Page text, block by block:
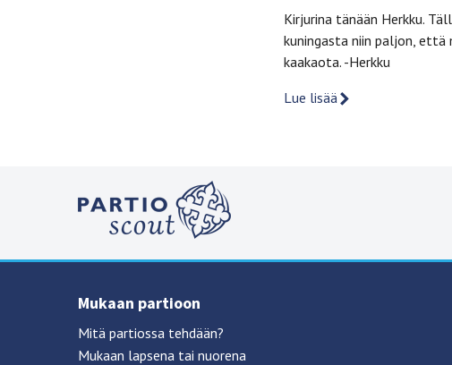
Kirjurina tänään Herkku.
kuningasta niin paljon, että
kaakaota. -Herkku
Lue lisää
Mukaan partioon
Mitä partiossa tehdään?
Mukaan lapsena tai nuorena